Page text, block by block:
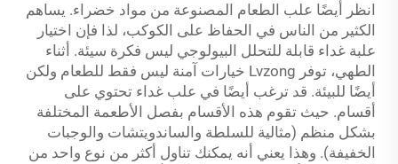
انظر أيضًا علب الطعام المصنوعة من مواد خضراء. يساهم
الكثير من الناس في الحفاظ على الكوكب، لذا فإن اختيار
علبة غداء قابلة للتحلل البيولوجي ليس فكرة سيئة. أثناء
الطهي، توفر Lvzong خيارات آمنة ليس فقط للطعام ولكن
أيضًا للبيئة. قد ترغب أيضًا في علب غداء تحتوي على
أقسام. حيث تقوم هذه الأقسام بفصل الأطعمة المختلفة
بشكل منظم (مثالية للسلطة والساندويتشات والوجبات
الخفيفة). وهذا يعني أنه يمكنك تناول أكثر من نوع واحد من